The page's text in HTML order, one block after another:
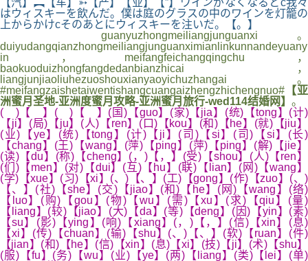
【汽】︻【车】➳【产】【业】【”】ワインがなくなるとc我々
はウィスキーを飲んだ。僕は庭のグラスの中のワインを灯籠の
上からかけcそのあとにウィスキーを注いだ。【。】
guanyuzhongmeiliangjunguanxi。
duiyudangqianzhongmeiliangjunguanximianlinkunnandeyuany
in，meifangfeichangqingchu，
baokuoduizhongfangdedanbianzhicai，
liangjunjiaoliuhezuoshouxianyaoyichuzhangai。
#meifangzaishetaiwentishangcuangaizhengzhichengnuo# 【亚
洲蜜月圣地-亚洲度蜜月攻略-亚洲蜜月旅行-wed114结婚网】 。
( )【 】( )【 】(国)【guo】(家)【jia】(统)【tong】(计)
【ji】(局)【ju】(人)【ren】(口)【kou】(和)【he】(就)【jiu】
(业)【ye】(统)【tong】(计)【ji】(司)【si】(司)【si】(长)
【chang】(王)【wang】(萍)【ping】(萍)【ping】(解)【jie】
(读)【du】(称)【cheng】(，)【，】(受)【shou】(人)【ren】
(们)【men】(对)【dui】(互)【hu】(联)【lian】(网)【wang】
(学)【xue】(习)【xi】(、)【、】(工)【gong】(作)【zuo】(、)
【、】(社)【she】(交)【jiao】(和)【he】(网)【wang】(络)
【luo】(购)【gou】(物)【wu】(需)【xu】(求)【qiu】(量)
【liang】(较)【jiao】(大)【da】(等)【deng】(因)【yin】(素)
【su】(影)【ying】(响)【xiang】(，)【，】(信)【xin】(息)
【xi】(传)【chuan】(输)【shu】(、)【、】(软)【ruan】(件)
【jian】(和)【he】(信)【xin】(息)【xi】(技)【ji】(术)【shu】
(服)【fu】(务)【wu】(业)【ye】(两)【liang】(类)【lei】(单)